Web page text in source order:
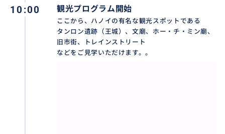
10:00 観光プログラム開始
ここから、ハノイの有名な観光スポットである
タンロン遺跡（王城）、文廟、ホー・チ・ミン廟、
旧市街、トレインストリート
などをご見学いただけます。。